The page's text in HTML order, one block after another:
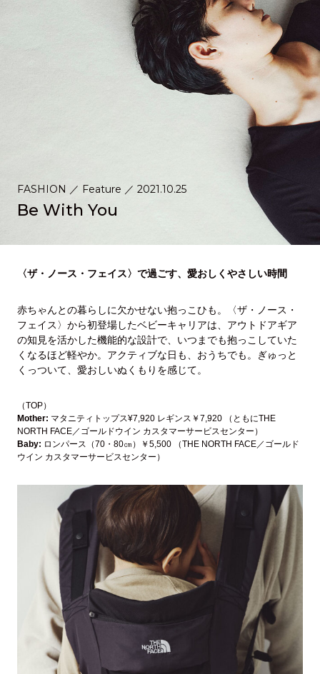
FASHION ／ Feature ／ 2021.10.25
Be With You
〈ザ・ノース・フェイス〉で過ごす、愛おしくやさしい時間
赤ちゃんとの暮らしに欠かせない抱っこひも。〈ザ・ノース・
フェイス〉から初登場したベビーキャリアは、アウトドアギア
の知見を活かした機能的な設計で、いつまでも抱っこしていた
くなるほど軽やか。アクティブな日も、おうちでも。ぎゅっと
くっついて、愛おしいぬくもりを感じて。
（TOP）
Mother: マタニティトップス¥7,920 レギンス￥7,920 （ともにTHE
NORTH FACE／ゴールドウイン カスタマーサービスセンター）
Baby: ロンパース（70・80㎝）￥5,500 （THE NORTH FACE／ゴールド
ウイン カスタマーサービスセンター）